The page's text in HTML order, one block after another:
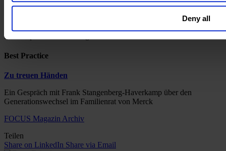
Deny all
„Wenn ich die Flamme immer wieder aufs Neue entzünden
Ein Gespräch mit der Geigenvirtuosin Julia Fischer
Best Practice
Zu treuen Händen
Ein Gespräch mit Frank Stangenberg-Haverkamp über den
Generationswechsel im Familienrat von Merck
FOCUS Magazin Archiv
Teilen
Share on LinkedIn Share via Email